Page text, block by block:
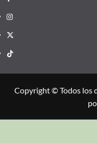
Copyright © Todos los